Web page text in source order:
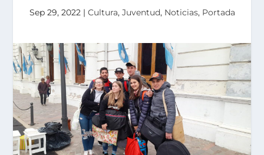
Sep 29, 2022| Cultura, Juventud, Noticias, Portada